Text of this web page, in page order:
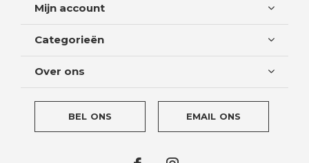
Mijn account
Categorieën
Over ons
BEL ONS EMAIL ONS